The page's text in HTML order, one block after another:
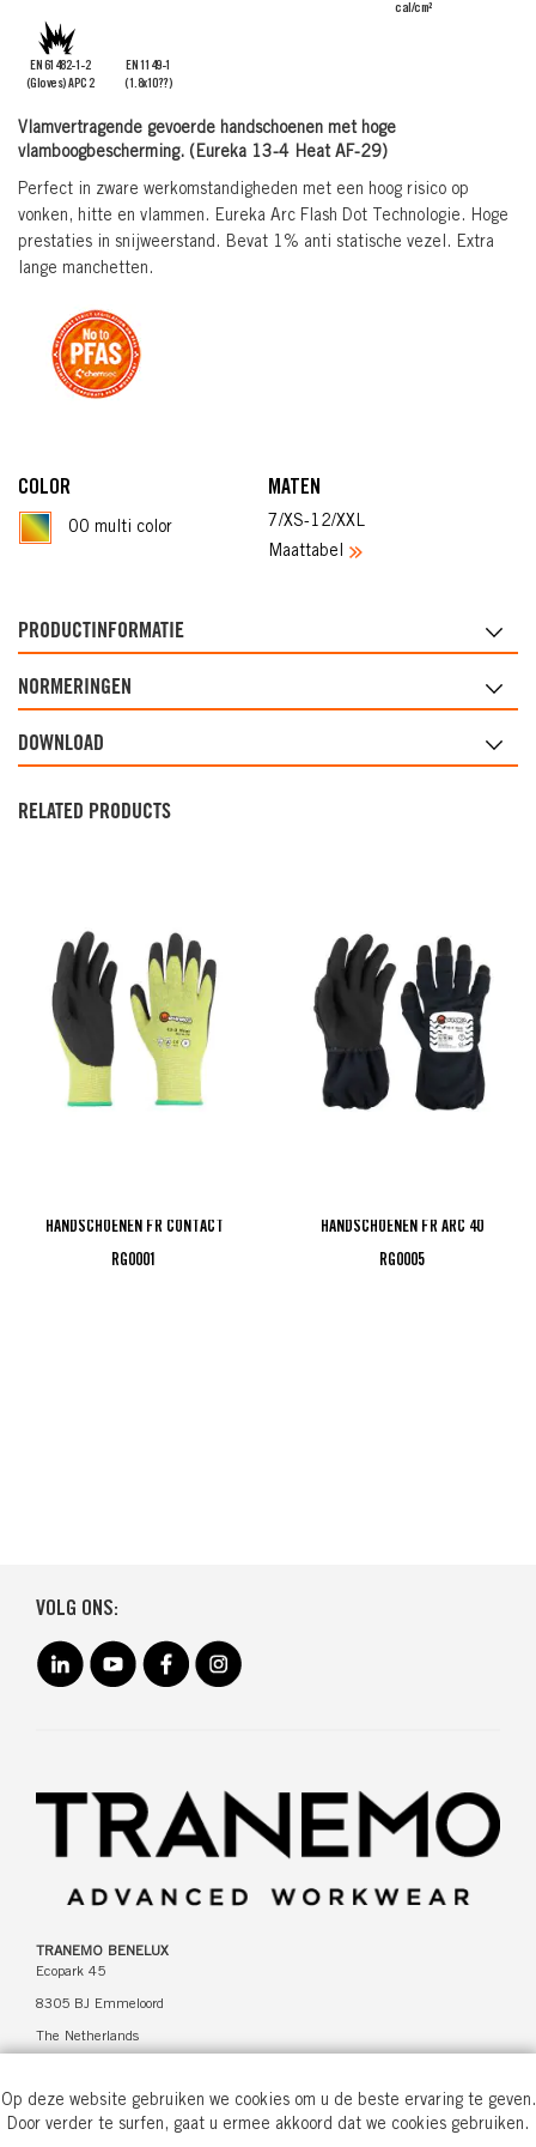
cal/cm²
EN 61482-1-2
(Gloves) APC 2
EN 1149-1
(1.8x10??)
Vlamvertragende gevoerde handschoenen met hoge
vlamboogbescherming. (Eureka 13-4 Heat AF-29)
Perfect in zware werkomstandigheden met een hoog risico op
vonken, hitte en vlammen. Eureka Arc Flash Dot Technologie. Hoge
prestaties in snijweerstand. Bevat 1% anti statische vezel. Extra
lange manchetten.
COLOR
00 multi color
MATEN
7/XS-12/XXL
Maattabel
PRODUCTINFORMATIE
NORMERINGEN
DOWNLOAD
RELATED PRODUCTS
HANDSCHOENEN FR CONTACT
RG0001
HANDSCHOENEN FR ARC 40
RG0005
VOLG ONS:
TRANEMO BENELUX
Ecopark 45
8305 BJ Emmeloord
The Netherlands
CONTACT
Op deze website gebruiken we cookies om u de beste ervaring te geven.
Door verder te surfen, gaat u ermee akkoord dat we cookies gebruiken.